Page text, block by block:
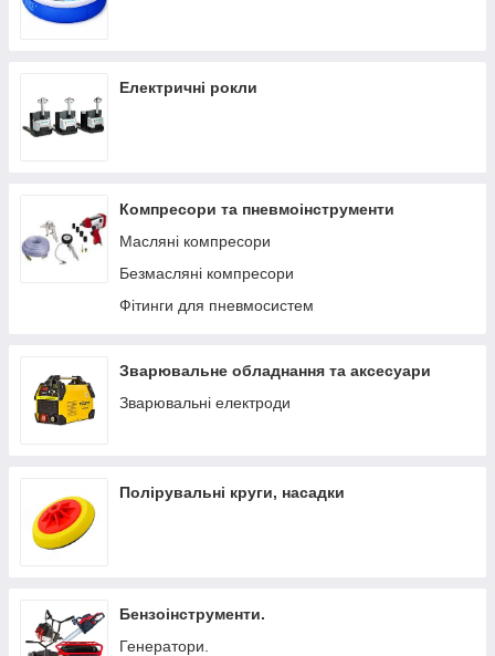
Електричні рокли
Компресори та пневмоінструменти
Масляні компресори
Безмасляні компресори
Фітинги для пневмосистем
Зварювальне обладнання та аксесуари
Зварювальні електроди
Полірувальні круги, насадки
Бензоінструменти.
Генератори.